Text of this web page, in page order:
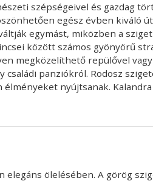
szépségeivel és gazdag
egész évben kiváló
egymást, miközben a
között számos gyönyörű
megközelíthető repülővel
panziókról. Rodosz
nyújtsanak. Kalandra
ölelésében. A görög